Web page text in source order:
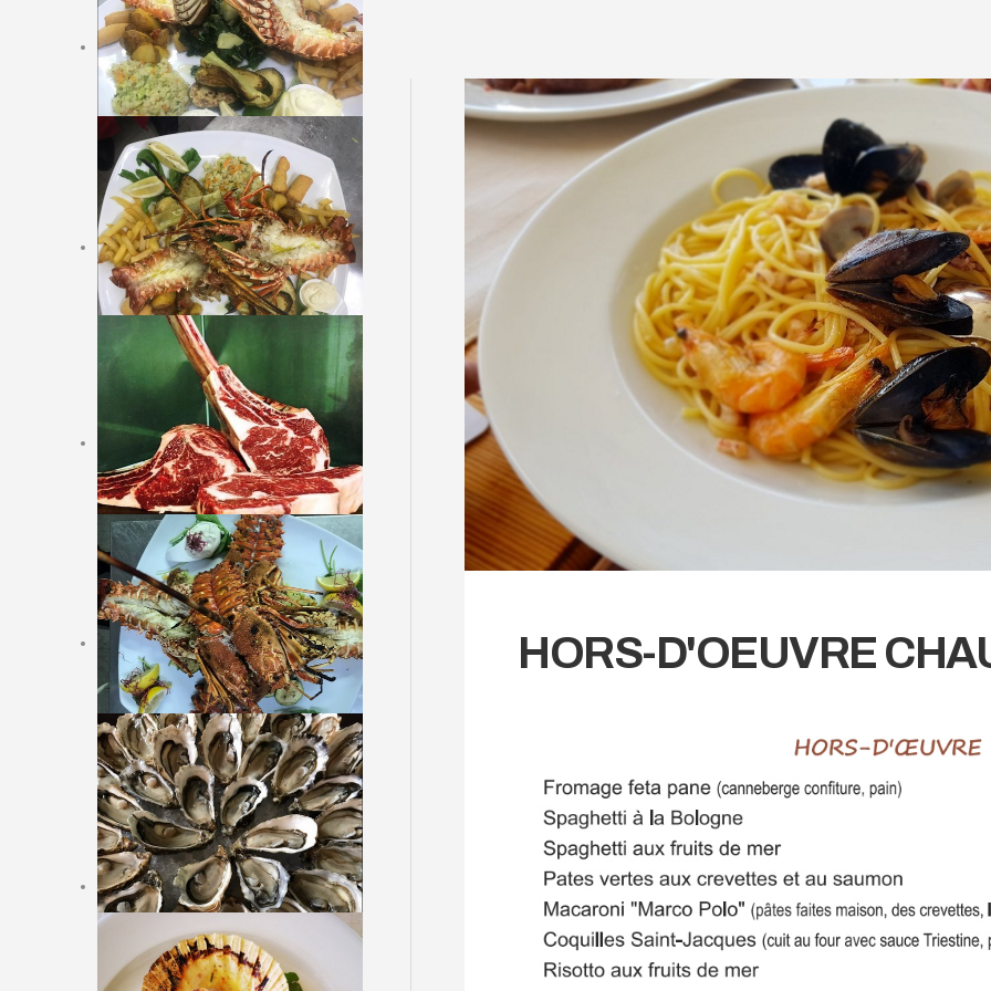
HORS-D'OEUVRE
HORS-D'OEUVRE FROIDS
POTTAGES (SOUPS)
HORS-D'OEUVRE
CHAUDS
POISSONS, CRUSTACES,
MOLLUSQUES AVEC
GARNITURES
PLATS VEGETARIENS
PLATS DE VIANDE AVEC
GARNITURES
LA VIANDE ARGENTINE
GARNITURES
DESSERTS
Online Reservation